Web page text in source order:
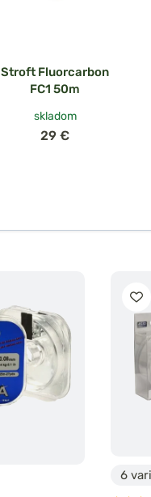
Stroft Fluorcarbon
FC1 50m
skladom
29 €
6